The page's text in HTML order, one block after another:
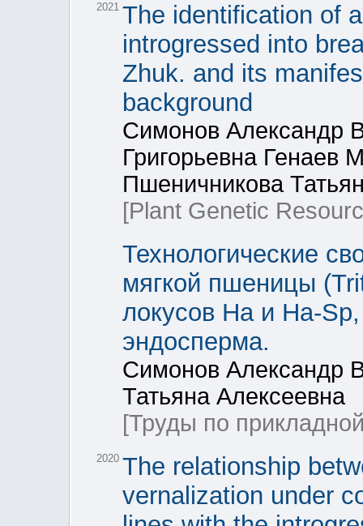
2021 The identification of
introgressed into
Zhuk. and its
background
Симонов Александр
Григорьевна Генаев
Пшеничникова
[Plant Genetic
Технологические
мягкой пшеницы
локусов Ha и Ha-
эндосперма.
Симонов Александр
Татьяна Алексеевна
[Труды по
2020 The relationship
vernalization under